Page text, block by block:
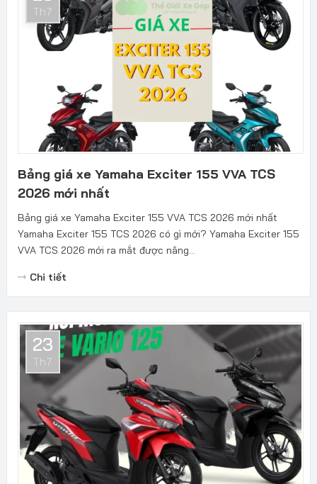
Th7
Bảng giá xe Yamaha Exciter 155 VVA TCS
2026 mới nhất
Bảng giá xe Yamaha Exciter 155 VVA TCS 2026 mới nhất
Yamaha Exciter 155 TCS 2026 có gì mới? Yamaha Exciter 155
VVA TCS 2026 mới ra mắt được nâng...
Chi tiết
23
Th7